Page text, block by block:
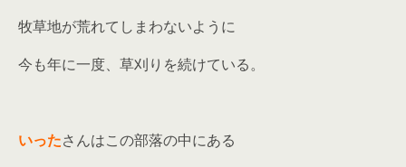
牧草地が荒れてしまわないように
今も年に一度、草刈りを続けている。
いったさんはこの部落の中にある